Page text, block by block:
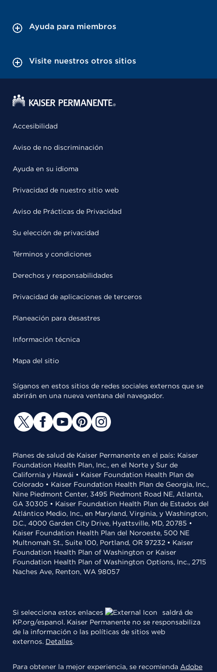
Ayuda para miembros
Visite nuestros otros sitios
Accesibilidad
Aviso de no discriminación
Ayuda en su idioma
Privacidad de nuestro sitio web
Aviso de Prácticas de Privacidad
Su elección de privacidad
Términos y condiciones
Derechos y responsabilidades
Privacidad de aplicaciones de terceros
Planeación para desastres
Información técnica
Mapa del sitio
Síganos en estos sitios de redes sociales externos que se
abrirán en una nueva ventana del navegador.
Planes de salud de Kaiser Permanente en el país: Kaiser
Foundation Health Plan, Inc., en el Norte y Sur de
California y Hawái • Kaiser Foundation Health Plan de
Colorado • Kaiser Foundation Health Plan de Georgia, Inc.,
Nine Piedmont Center, 3495 Piedmont Road NE, Atlanta,
GA 30305 • Kaiser Foundation Health Plan de Estados del
Atlántico Medio, Inc., en Maryland, Virginia, y Washington,
D.C., 4000 Garden City Drive, Hyattsville, MD, 20785 •
Kaiser Foundation Health Plan del Noroeste, 500 NE
Multnomah St., Suite 100, Portland, OR 97232 • Kaiser
Foundation Health Plan of Washington or Kaiser
Foundation Health Plan of Washington Options, Inc., 2715
Naches Ave, Renton, WA 98057
Si selecciona estos enlaces
saldrá de
KP.org/espanol. Kaiser Permanente no se responsabiliza
de la información o las políticas de sitios web
externos. Detalles.
Para obtener la mejor experiencia, se recomienda Adobe